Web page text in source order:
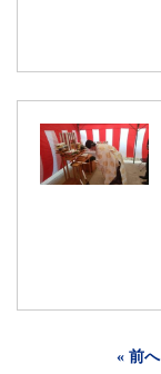
« 前へ